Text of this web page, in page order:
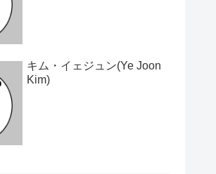
キム・イェジュン(Ye Joon
Kim)